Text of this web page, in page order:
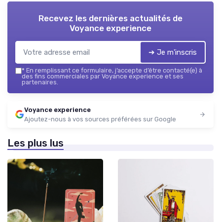
Recevez les dernières actualités de
Voyance experience
➔ Je m'inscris
* En remplissant ce formulaire, j’accepte d’être contacté(e) à
des fins commerciales par Voyance experience et ses
partenaires.
Voyance experience
Ajoutez-nous à vos sources préférées sur Google
Les plus lus